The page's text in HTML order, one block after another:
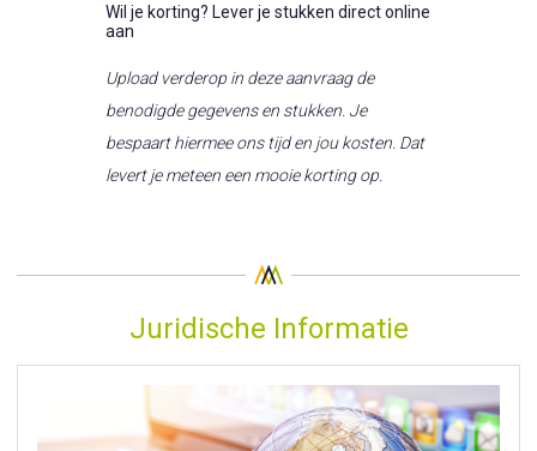
Wil je korting? Lever je stukken direct online
aan
Upload verderop in deze aanvraag de
benodigde gegevens en stukken. Je
bespaart hiermee ons tijd en jou kosten. Dat
levert je meteen een mooie korting op.
Juridische Informatie